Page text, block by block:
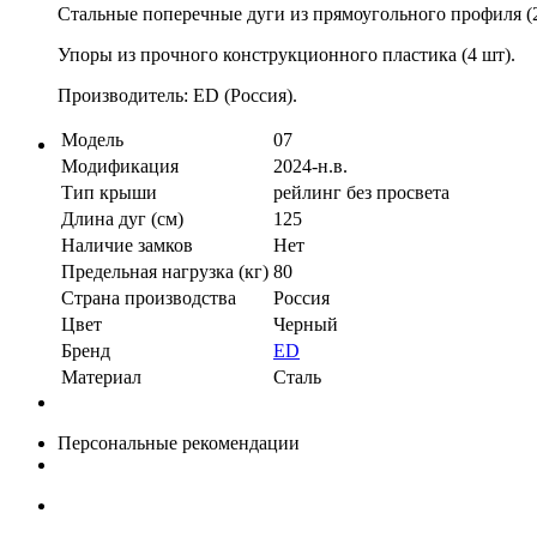
Стальные поперечные дуги из прямоугольного профиля
Упоры из прочного конструкционного пластика (4 шт).
Производитель: ED (Россия).
Модель
07
Модификация
2024-н.в.
Тип крыши
рейлинг без просвета
Длина дуг (см)
125
Наличие замков
Нет
Предельная нагрузка (кг) 80
Страна производства
Россия
Цвет
Черный
Бренд
ED
Материал
Сталь
Персональные рекомендации